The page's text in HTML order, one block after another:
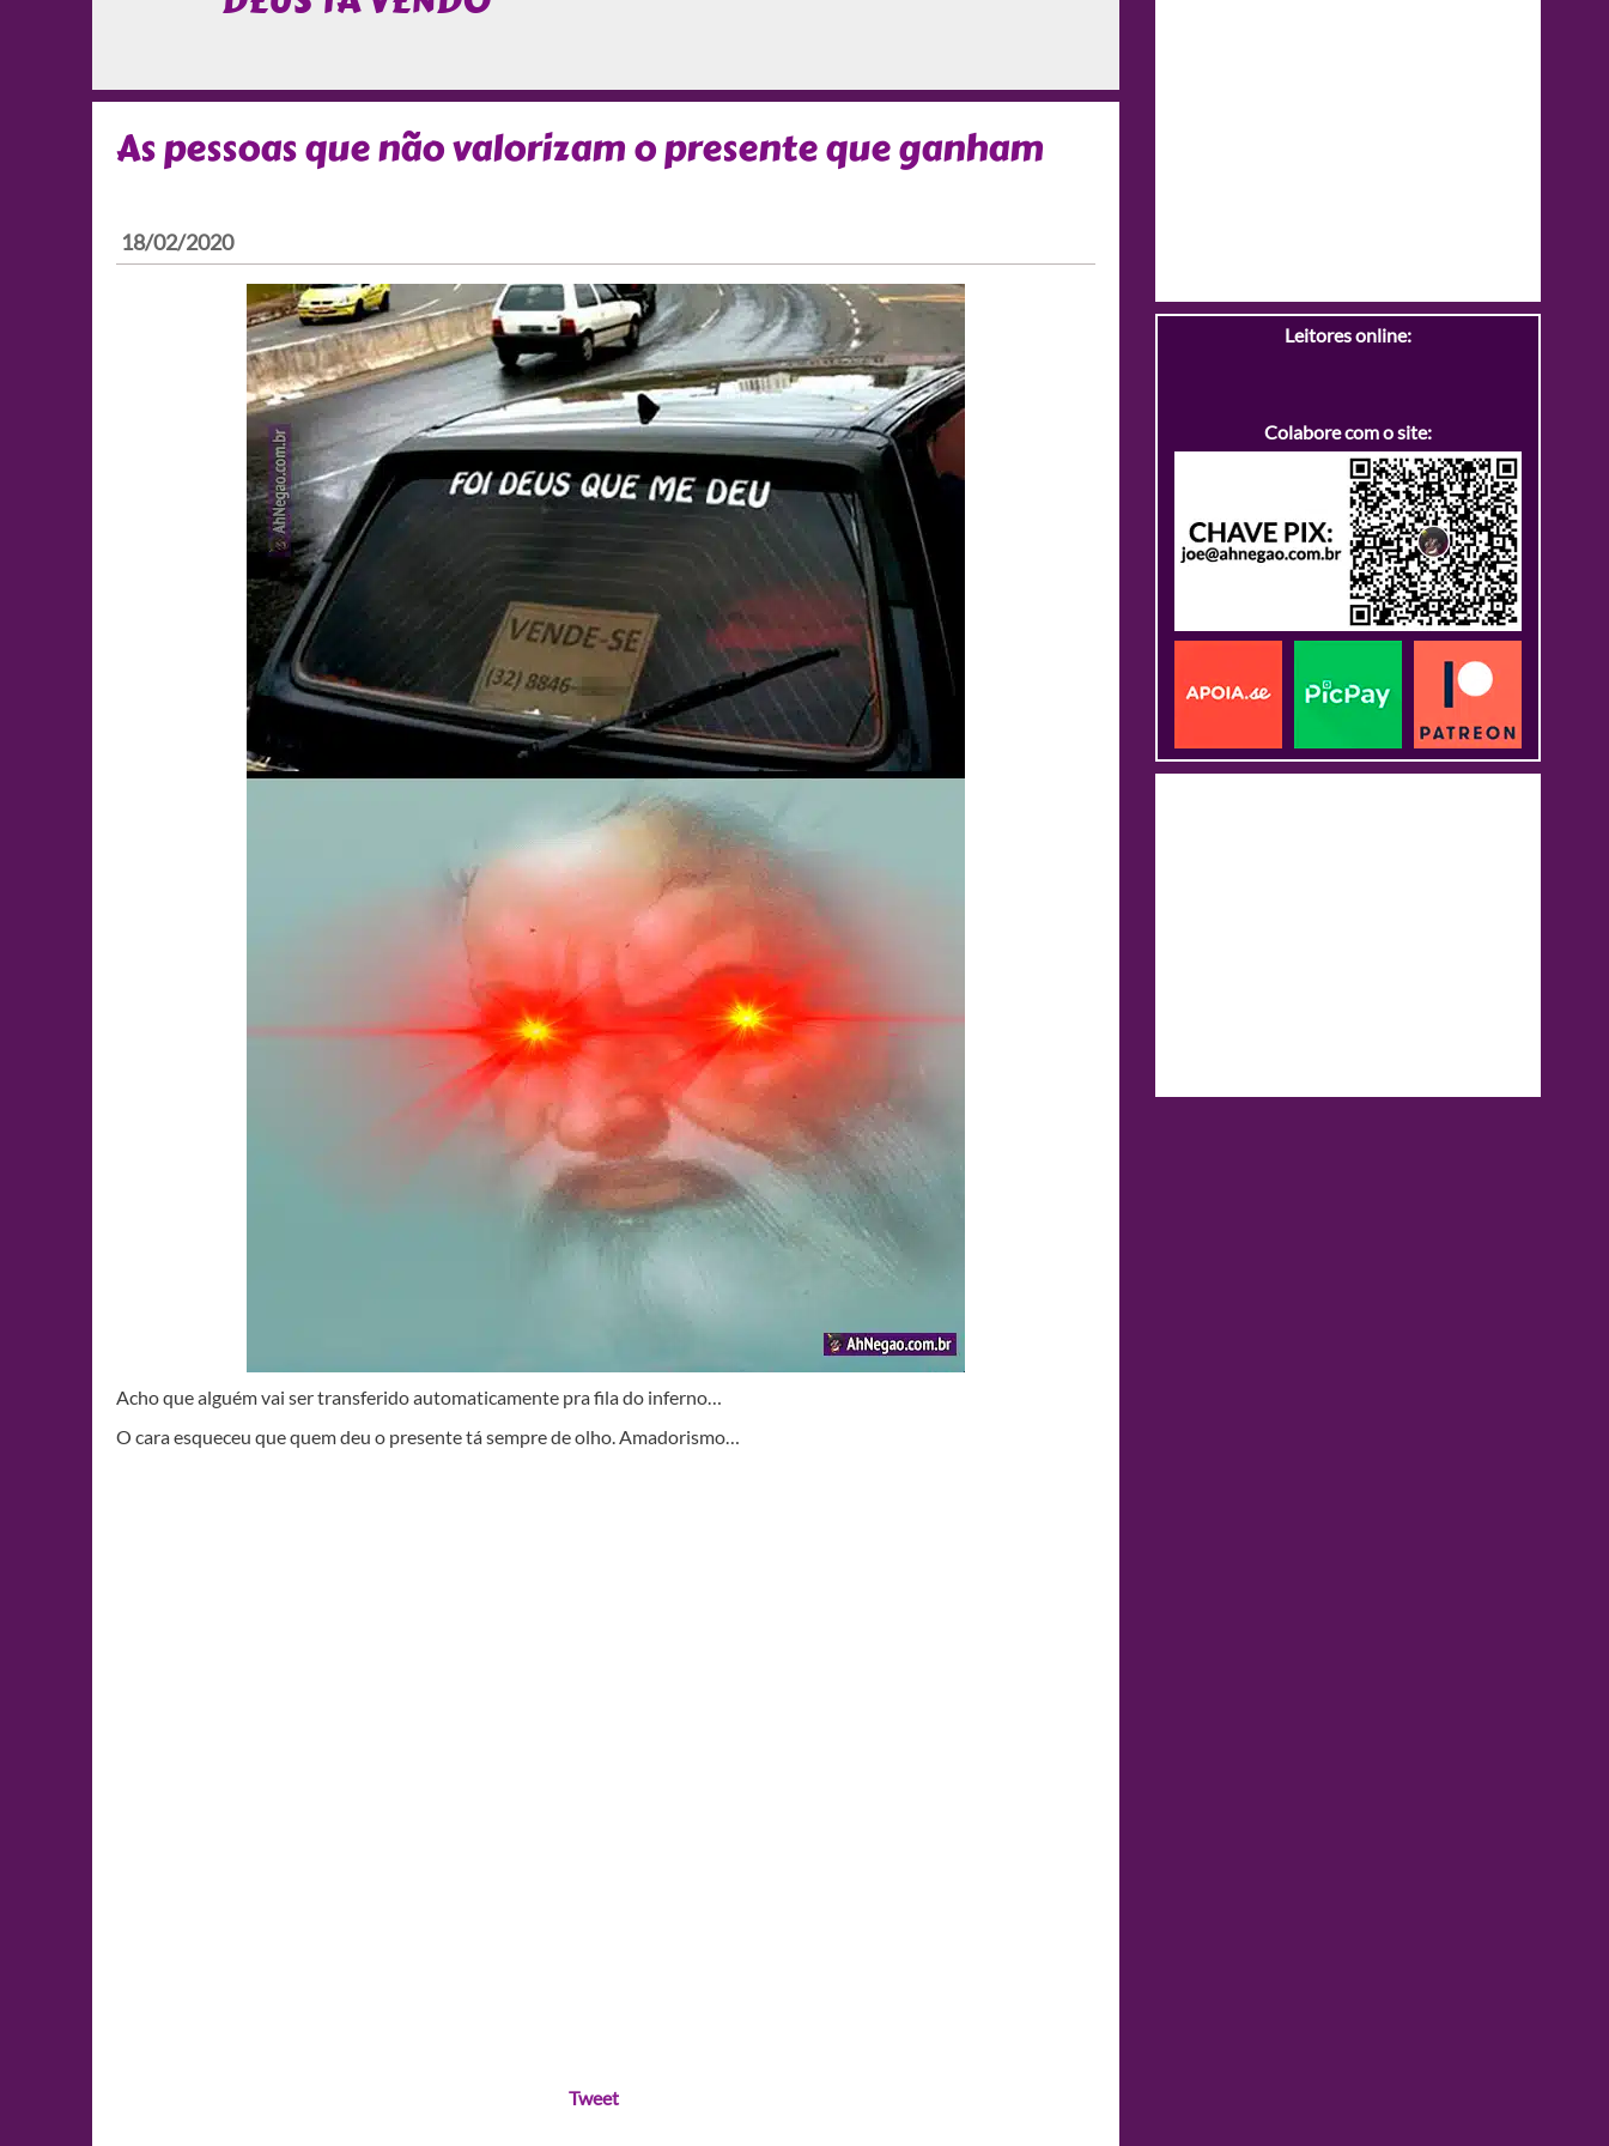
As pessoas que não valorizam o presente que ganham
18/02/2020
Acho que alguém vai ser transferido automaticamente pra fila do inferno…
O cara esqueceu que quem deu o presente tá sempre de olho. Amadorismo…
Tweet
Leitores online:
Colabore com o site: